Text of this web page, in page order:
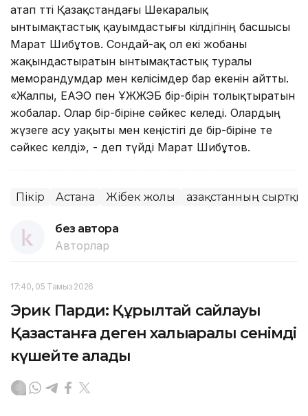
атап өтті Қазақстандағы Шекаралық
ынтымақтастық қауымдастығы өкілдігінің басшысы
Марат Шибұтов. Сондай-ақ ол екі жобаны
жақындастыратын ынтымақтастық туралы
меморандумдар мен келісімдер бар екенін айтты.
«Жалпы, ЕАЭО пен ҰЖЖЭБ бір-бірін толықтыратын
жобалар. Олар бір-біріне сәйкес келеді. Олардың
жүзеге асу уақыты мен кеңістігі де бір-біріне өте
сәйкес келді», - деп түйді Марат Шибұтов.
Пікір Астана Жібек жолы Қазақстанның сыртқы
без автора
Авторлар
17:40, 05 Тамыз 2026
Эрик Парди: Құрылтай сайлауы
Қазақстанға деген халықаралық сенімді
күшейте алады